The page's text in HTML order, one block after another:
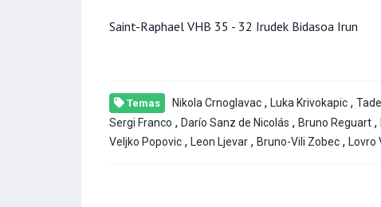
Saint-Raphael VHB 35 - 32 Irudek Bidasoa Irun
Temas Nikola Crnoglavac , Luka Krivokapic ,
Sergi Franco , Darío Sanz de Nicolás , Bruno Reguart ,
Veljko Popovic , Leon Ljevar , Bruno-Vili Zobec , Lovro